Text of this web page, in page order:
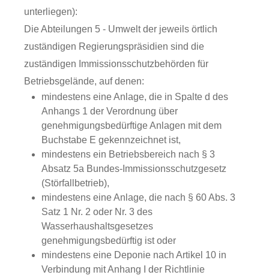
unterliegen):
Die Abteilungen 5 - Umwelt der jeweils örtlich
zuständigen Regierungspräsidien sind die
zuständigen Immissionsschutzbehörden für
Betriebsgelände, auf denen:
mindestens eine Anlage, die in Spalte d des
Anhangs 1 der Verordnung über
genehmigungsbedürftige Anlagen mit dem
Buchstabe E gekennzeichnet ist,
mindestens ein Betriebsbereich nach § 3
Absatz 5a Bundes-Immissionsschutzgesetz
(Störfallbetrieb),
mindestens eine Anlage, die nach § 60 Abs. 3
Satz 1 Nr. 2 oder Nr. 3 des
Wasserhaushaltsgesetzes
genehmigungsbedürftig ist oder
mindestens eine Deponie nach Artikel 10 in
Verbindung mit Anhang I der Richtlinie